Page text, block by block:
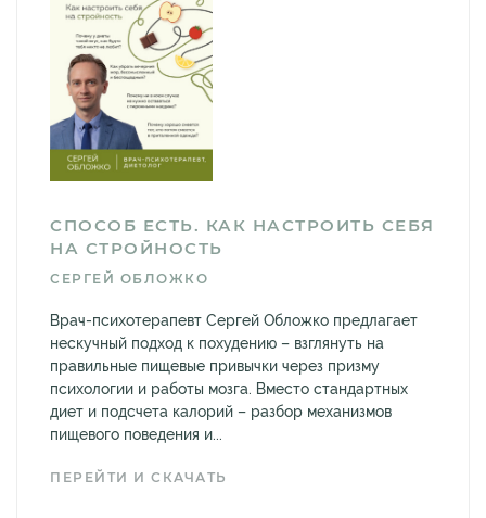
СПОСОБ ЕСТЬ. КАК НАСТРОИТЬ СЕБЯ
НА СТРОЙНОСТЬ
СЕРГЕЙ ОБЛОЖКО
Врач-психотерапевт Сергей Обложко предлагает
нескучный подход к похудению – взглянуть на
правильные пищевые привычки через призму
психологии и работы мозга. Вместо стандартных
диет и подсчета калорий – разбор механизмов
пищевого поведения и...
ПЕРЕЙТИ И СКАЧАТЬ